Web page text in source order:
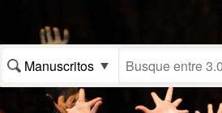
Manuscritos